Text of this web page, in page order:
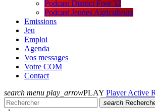
Podcast District Foot 52
Podcast Jeunes Agriculteurs
Emissions
Jeu
Emploi
Agenda
Vos messages
Votre COM
Contact
search menu play_arrowPLAY Player Active
search